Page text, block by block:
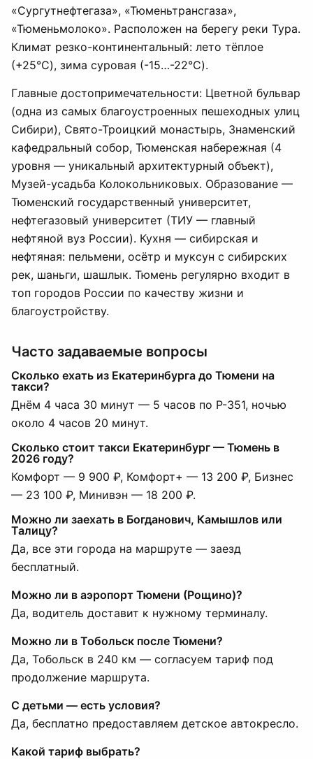
«Сургутнефтегаза», «Тюменьтрансгаза»,
«Тюменьмолоко». Расположен на берегу реки Тура.
Климат резко-континентальный: лето тёплое
(+25°C), зима суровая (-15…-22°C).
Главные достопримечательности: Цветной бульвар
(одна из самых благоустроенных пешеходных улиц
Сибири), Свято-Троицкий монастырь, Знаменский
кафедральный собор, Тюменская набережная (4
уровня — уникальный архитектурный объект),
Музей-усадьба Колокольниковых. Образование —
Тюменский государственный университет,
нефтегазовый университет (ТИУ — главный
нефтяной вуз России). Кухня — сибирская и
нефтяная: пельмени, осётр и муксун с сибирских
рек, шаньги, шашлык. Тюмень регулярно входит в
топ городов России по качеству жизни и
благоустройству.
Часто задаваемые вопросы
Сколько ехать из Екатеринбурга до Тюмени на
такси?
Днём 4 часа 30 минут — 5 часов по Р-351, ночью
около 4 часов 20 минут.
Сколько стоит такси Екатеринбург — Тюмень в
2026 году?
Комфорт — 9 900 ₽, Комфорт+ — 13 200 ₽, Бизнес
— 23 100 ₽, Минивэн — 18 200 ₽.
Можно ли заехать в Богданович, Камышлов или
Талицу?
Да, все эти города на маршруте — заезд
бесплатный.
Можно ли в аэропорт Тюмени (Рощино)?
Да, водитель доставит к нужному терминалу.
Можно ли в Тобольск после Тюмени?
Да, Тобольск в 240 км — согласуем тариф под
продолжение маршрута.
С детьми — есть условия?
Да, бесплатно предоставляем детское автокресло.
Какой тариф выбрать?